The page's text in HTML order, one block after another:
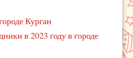
Курган
в 2023 году в городе